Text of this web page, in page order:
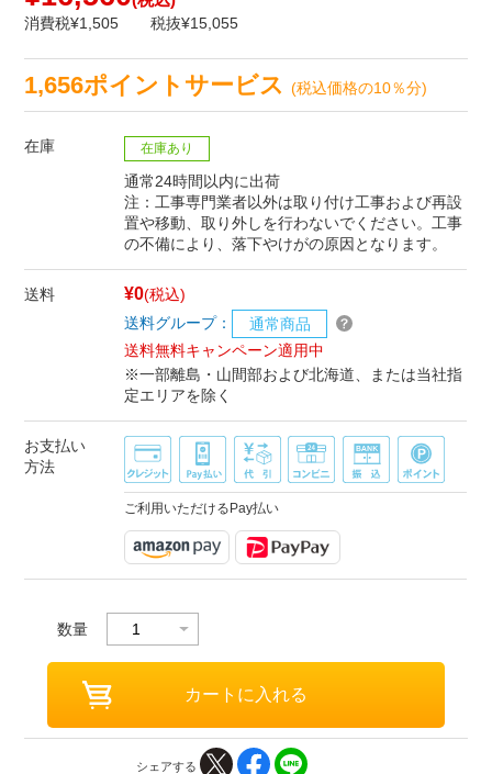
消費税¥1,505 税抜¥15,055
1,656ポイントサービス(税込価格の10％分)
在庫 在庫あり
通常24時間以内に出荷
注：工事専門業者以外は取り付け工事および再設
置や移動、取り外しを行わないでください。工事
の不備により、落下やけがの原因となります。
送料 ¥0(税込)
送料グループ：
通常商品
送料無料キャンペーン適用中
※一部離島・山間部および北海道、または当社指
定エリアを除く
お支払い
方法
ご利用いただけるPay払い
数量
シェアする